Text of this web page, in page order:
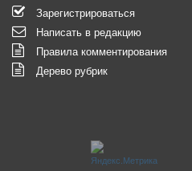
Зарегистрироваться
Написать в редакцию
Правила комментирования
Дерево рубрик